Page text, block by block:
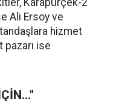
Karapürçek-2
Ali Ersoy ve
hizmet
ise